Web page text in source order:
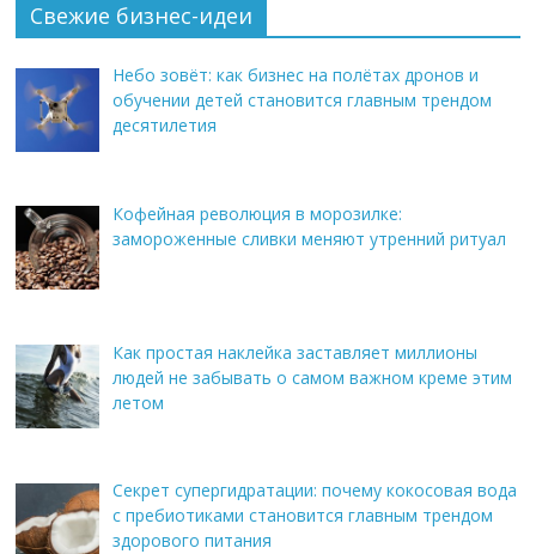
Свежие бизнес-идеи
Небо зовёт: как бизнес на полётах дронов и
обучении детей становится главным трендом
десятилетия
Кофейная революция в морозилке:
замороженные сливки меняют утренний ритуал
Как простая наклейка заставляет миллионы
людей не забывать о самом важном креме этим
летом
Секрет супергидратации: почему кокосовая вода
с пребиотиками становится главным трендом
здорового питания